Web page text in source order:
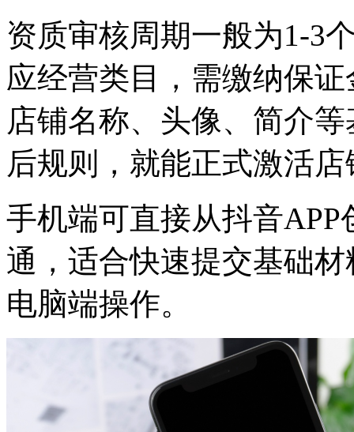
资质审核周期一般为1-3
应经营类目，需缴纳保
店铺名称、头像、简介
后规则，就能正式激活
手机端可直接从抖音
通，适合快速提交基础
电脑端操作。